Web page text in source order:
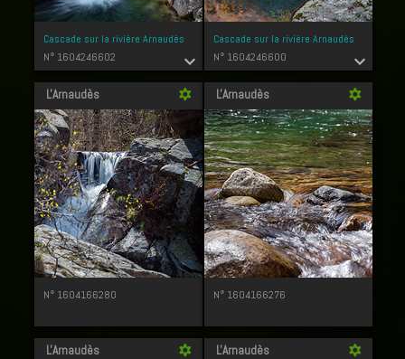
expand_more
Cascade sur la rivière Arnaudès
N° 1604246602
expand_more
Cascade sur la rivière Arnaudès
N° 1604246600
filter_vintage
L'Arnaudès
N° 1604166280
filter_vintage
L'Arnaudès
N° 1604166276
filter_vintage
L'Arnaudès filter_vintage
L'Arnaudès